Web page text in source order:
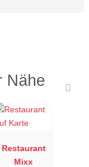
Nähe
Restaurant
Mixx